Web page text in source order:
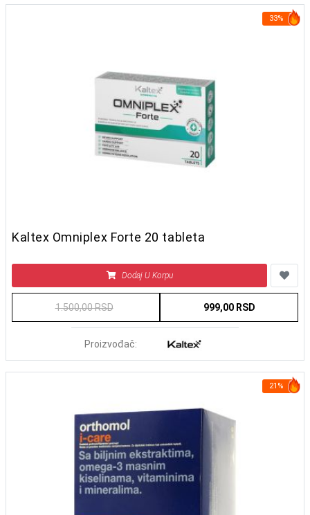
33%
Kaltex Omniplex Forte 20 tableta
Dodaj U Korpu
1.500,00 RSD 999,00 RSD
Proizvođač:
21%